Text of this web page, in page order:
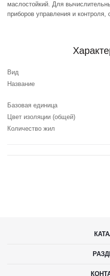
маслостойкий. Для
приборов управления и
Вид
Название
Базовая единица
Цвет изоляции (общей)
Количество жил